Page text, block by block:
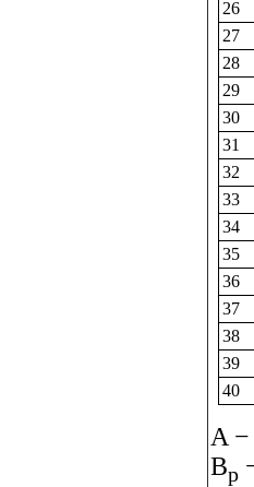
26
27
28
29
30
31
32
33
34
35
36
37
38
39
40
A −
Bp